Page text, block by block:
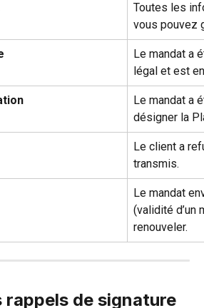
Toutes les
vous pouvez
Le mandat a
légal et est
Le mandat a
désigner la
Le client a
transmis.
Le mandat
(validité d’un
renouveler.
rappels de signature